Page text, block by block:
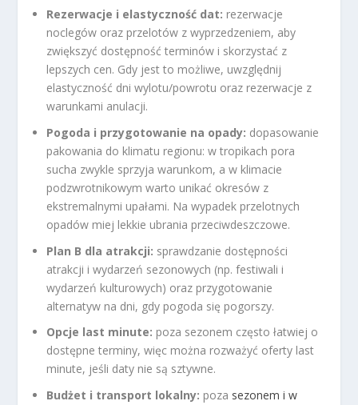
Rezerwacje i elastyczność dat: rezerwacje
noclegów oraz przelotów z wyprzedzeniem, aby
zwiększyć dostępność terminów i skorzystać z
lepszych cen. Gdy jest to możliwe, uwzględnij
elastyczność dni wylotu/powrotu oraz rezerwacje z
warunkami anulacji.
Pogoda i przygotowanie na opady: dopasowanie
pakowania do klimatu regionu: w tropikach pora
sucha zwykle sprzyja warunkom, a w klimacie
podzwrotnikowym warto unikać okresów z
ekstremalnymi upałami. Na wypadek przelotnych
opadów miej lekkie ubrania przeciwdeszczowe.
Plan B dla atrakcji: sprawdzanie dostępności
atrakcji i wydarzeń sezonowych (np. festiwali i
wydarzeń kulturowych) oraz przygotowanie
alternatyw na dni, gdy pogoda się pogorszy.
Opcje last minute: poza sezonem często łatwiej o
dostępne terminy, więc można rozważyć oferty last
minute, jeśli daty nie są sztywne.
Budżet i transport lokalny: poza sezonem i w